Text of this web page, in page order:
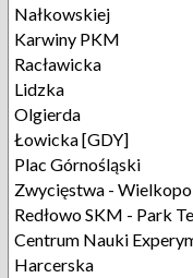
Nałkowskiej
Karwiny PKM
Racławicka
Lidzka
Olgierda
Łowicka [GDY]
Plac Górnośląski
Zwycięstwa -
Redłowo SKM - Park
Centrum Nauki
Harcerska